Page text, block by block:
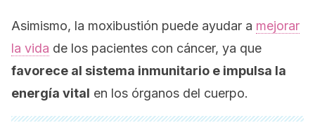
Asimismo, la moxibustión puede ayudar a mejorar
la vida de los pacientes con cáncer, ya que
favorece al sistema inmunitario e impulsa la
energía vital en los órganos del cuerpo.